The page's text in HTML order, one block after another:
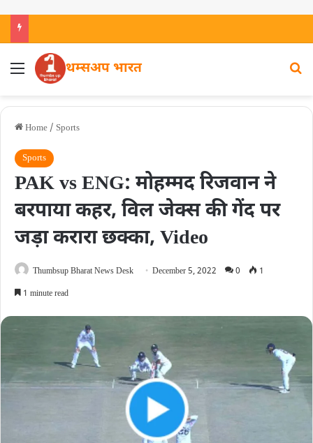
थम्सअप भारत
Home / Sports
Sports
PAK vs ENG: मोहम्मद रिजवान ने
बरपाया कहर, विल जेक्स की गेंद पर
जड़ा करारा छक्का, Video
Thumbsup Bharat News Desk December 5, 2022 0
1
1 minute read